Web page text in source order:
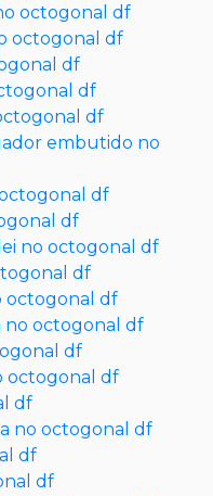
octogonal df
octogonal df
df
df
df
embutido no
df
df
no octogonal df
df
octogonal df
no octogonal df
df
octogonal df
df
no octogonal df
df
df